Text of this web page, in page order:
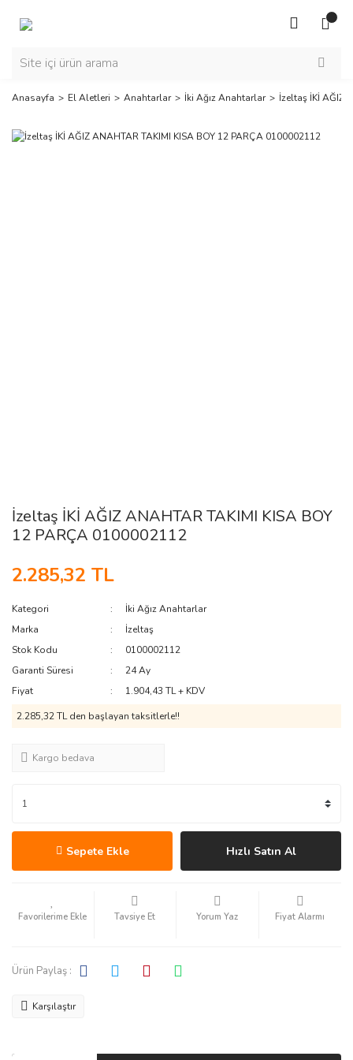
Anasayfa El Aletleri Anahtarlar İki Ağız Anahtarlar İzeltaş İKİ AĞIZ
İzeltaş İKİ AĞIZ ANAHTAR TAKIMI KISA BOY
12 PARÇA 0100002112
2.285,32 TL
Kategori
İki Ağız Anahtarlar
Marka
İzeltaş
Stok Kodu
0100002112
Garanti Süresi
24 Ay
Fiyat
1.904,43 TL + KDV
2.285,32 TL den başlayan taksitlerle!!
Kargo bedava
Sepete Ekle Hızlı Satın Al
Tavsiye Et Yorum Yaz Fiyat Alarmı
Ürün Paylaş :
Karşılaştır